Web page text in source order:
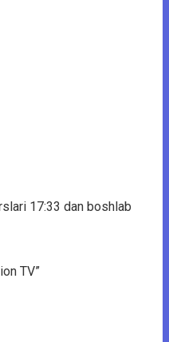
17:33 dan boshlab
TV”